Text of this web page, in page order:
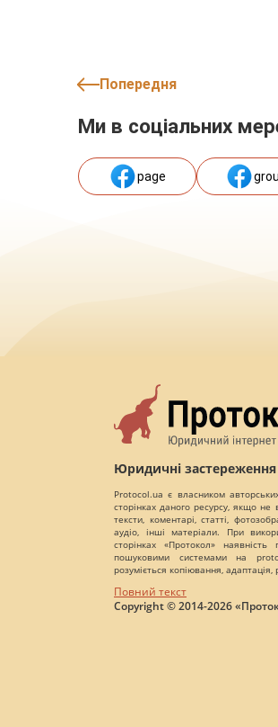
Попередня
Ми в соціальних
page
Юридичні застереження
Protocol.ua є власником
сторінках даного ресурсу, якщо
тексти, коментарі, статті,
аудіо, інші матеріали. При
сторінках «Протокол» наявність
пошуковими системами на
розуміється копіювання,
Повний текст
Copyright © 2014-2026